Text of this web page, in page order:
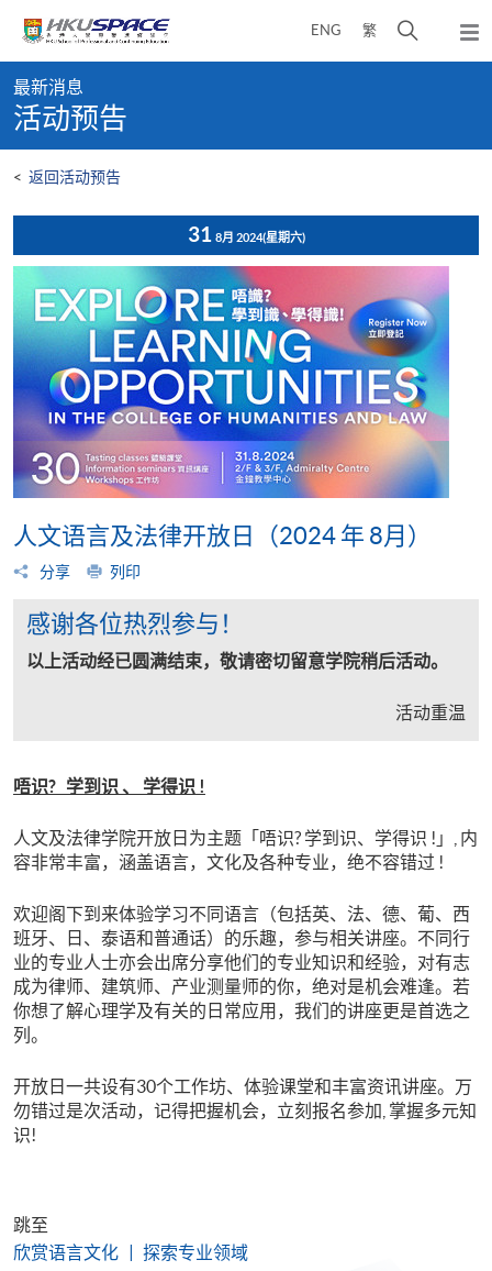
content
ENG 繁
开
弹
出
content
start
最新消息
活动预告
< 返回活动预告
31 8月 2024(星期六)
人文语言及法律开放日（2024 年 8月）
分享 列印
感谢各位热烈参与！
以上活动经已圆满结束，敬请密切留意学院稍后活动。
活动重温
唔识? 学到识 、 学得识 !
人文及法律学院开放日为主题「唔识? 学到识、学得识 !」, 内
容非常丰富，涵盖语言，文化及各种专业，绝不容错过 !
欢迎阁下到来体验学习不同语言（包括英、法、德、葡、西
班牙、日、泰语和普通话）的乐趣，参与相关讲座。不同行
业的专业人士亦会出席分享他们的专业知识和经验，对有志
成为律师、建筑师、产业测量师的你，绝对是机会难逢。若
你想了解心理学及有关的日常应用，我们的讲座更是首选之
列。
开放日一共设有30个工作坊、体验课堂和丰富资讯讲座。万
勿错过是次活动，记得把握机会，立刻报名参加, 掌握多元知
识!
跳至
欣赏语言文化
探索专业领域